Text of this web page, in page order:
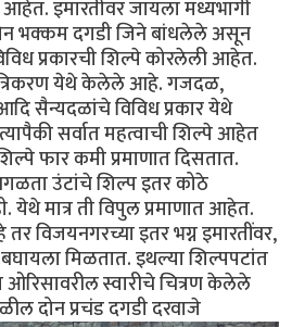
इमारतीवर जायला मध्यभागी
भक्कम दगडी जिने बांधलेले असून
प्रकारची शिल्पे कोरलेली आहेत.
येथे केलेले आहे. गजदळ,
सैन्यदळांचे विविध प्रकार येथे
सर्वात महत्वाची शिल्पे आहेत
फार कमी प्रमाणात दिसतात.
वगळता उंटांचे शिल्प इतर कोठे
येथे मात्र ती विपुल प्रमाणात आहेत.
तर विजयनगरच्या इतर भग्न इमारतींवर,
बघायला मिळतात. इथल्या शिल्पपटांत
ओरिसावरील स्वारीचे चित्रण केलेले
दोन प्रचंड दगडी दरवाजे